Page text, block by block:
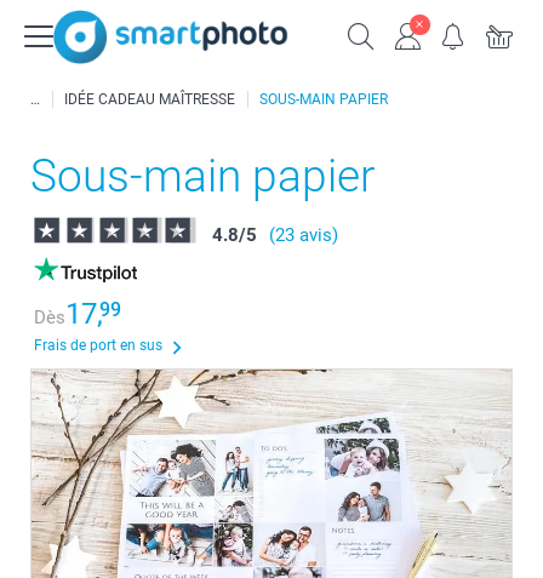
IDÉE CADEAU MAÎTRESSE SOUS-MAIN PAPIER
Sous-main papier
4.8/5 (23 avis)
Dès17,99
Frais de port en sus